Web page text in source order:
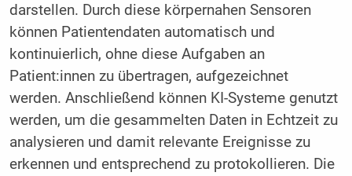
darstellen. Durch diese körpernahen Sensoren
können Patientendaten automatisch und
kontinuierlich, ohne diese Aufgaben an
Patient:innen zu übertragen, aufgezeichnet
werden. Anschließend können KI-Systeme genutzt
werden, um die gesammelten Daten in Echtzeit zu
analysieren und damit relevante Ereignisse zu
erkennen und entsprechend zu protokollieren. Die